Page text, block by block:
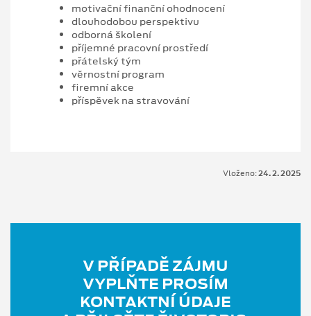
motivační finanční ohodnocení
dlouhodobou perspektivu
odborná školení
příjemné pracovní prostředí
přátelský tým
věrnostní program
firemní akce
příspěvek na stravování
Vloženo:24. 2. 2025
V PŘÍPADĚ ZÁJMU
VYPLŇTE PROSÍM
KONTAKTNÍ ÚDAJE